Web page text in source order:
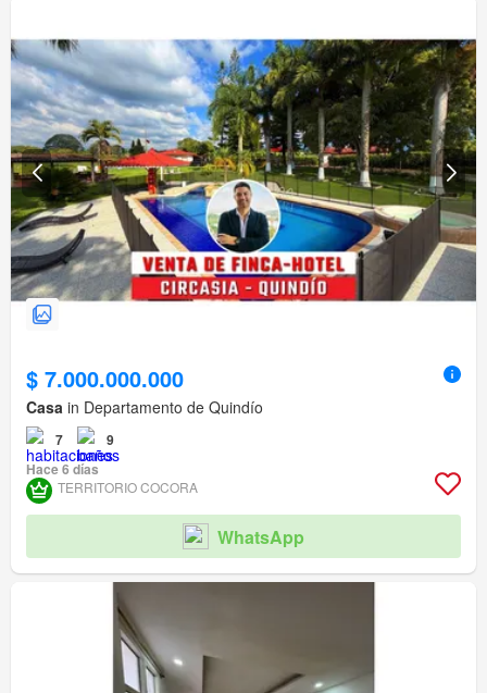
$ 7.000.000.000
Casa in Departamento de Quindío
7
9
Hace 6 días
TERRITORIO COCORA
WhatsApp